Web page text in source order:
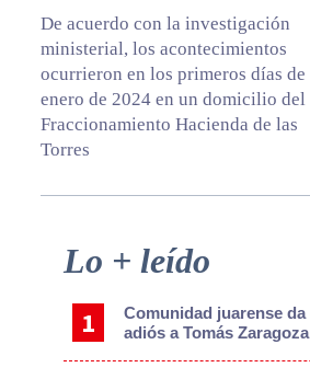
De acuerdo con la investigación
ministerial, los acontecimientos
ocurrieron en los primeros días de
enero de 2024 en un domicilio del
Fraccionamiento Hacienda de las
Torres
Primary
Sidebar
Lo + leído
Comunidad juarense
adiós a Tomás Zaragoza